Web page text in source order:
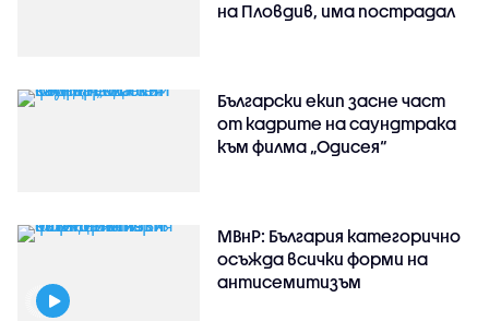
на Пловдив, има пострадал
Български екип засне част
от кадрите на саундтрака
към филма „Одисея“
МВнР: България категорично
осъжда всички форми на
антисемитизъм